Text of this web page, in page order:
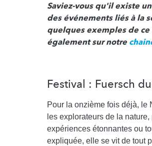
Saviez-vous qu'il existe un
des événements liés à la
quelques exemples de
également sur notre
Festival : Fuersch
Pour la onzième fois déjà, le
les explorateurs de la
expériences étonnantes ou
expliquée, elle se vit de tout